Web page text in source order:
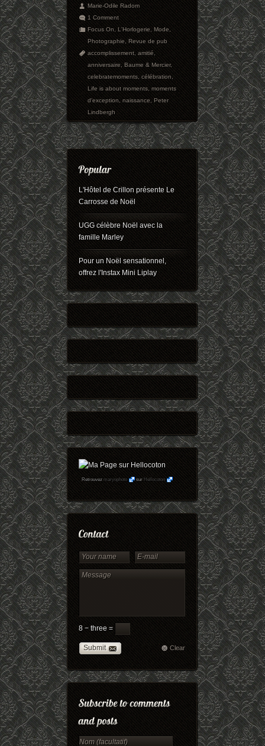
Marie-Odile Radom
1 Comment
Focus On,L'Horlogerie,Mode,
Photographie,Revue de pub
accomplissement,amitié,
anniversaire,Baume & Mercier,
celebratemoments,célébration,
Life is about moments,moments
d'exception,naissance,Peter
Lindbergh
L'Hôtel de Crillon présente Le
Carrosse de Noël
UGG célèbre Noël avec la
famille Marley
Pour un Noël sensationnel,
offrez l'Instax Mini Liplay
Retrouvezmaryophoto surHellocoton
8 − three =
Submit Clear